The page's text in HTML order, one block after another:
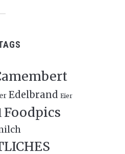
Edelbrand Eier
Foodpics